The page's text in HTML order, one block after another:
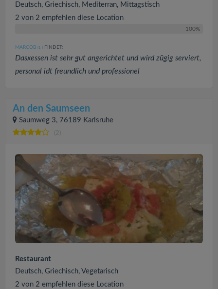
Deutsch, Griechisch, Mediterran, Mittagstisch
2 von 2 empfehlen diese Location
100%
MARCOB (1 ) FINDET:
Dasxessen ist sehr gut angerichtet und wird zügig serviert,
personal idt freundlich und professionel
An den Saumseen
Saumweg 3, 76189 Karlsruhe
(2)
Restaurant
Deutsch, Griechisch, Vegetarisch
2 von 2 empfehlen diese Location